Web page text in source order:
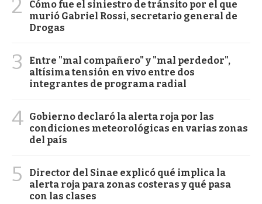
2
Cómo fue el siniestro de tránsito por el que
murió Gabriel Rossi, secretario general de
Drogas
3
Entre "mal compañero" y "mal perdedor",
altísima tensión en vivo entre dos
integrantes de programa radial
4 Gobierno declaró la alerta roja por las
condiciones meteorológicas en varias zonas
del país
5
Director del Sinae explicó qué implica la
alerta roja para zonas costeras y qué pasa
con las clases